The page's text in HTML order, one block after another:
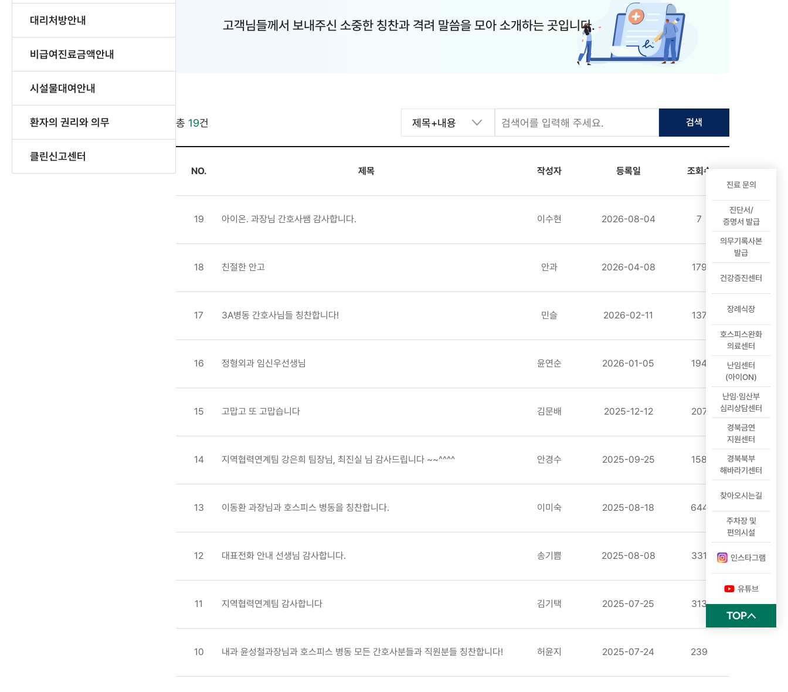
대리처방안내
비급여진료금액안내
시설물대여안내
환자의 권리와 의무
클린신고센터
고객님들께서 보내주신 소중한 칭찬과 격려 말씀을 모아 소개하는 곳입니다.
총 19건 제목+내용 검색
NO. 제목 작성자 등록일 조회수
19 아이온. 과장님 간호사쌤 감사합니다. 이수현 2026-08-04 7
18 친절한 안고 안과 2026-04-08 179
17 3A병동 간호사님들 칭찬합니다! 민슬 2026-02-11 137
16 정형외과 임신우선생님 윤연순 2026-01-05 194
15 고맙고 또 고맙습니다 김문배 2025-12-12 207
14 지역협력연계팀 강은희 팀장님, 최진실 님 감사드립니다 ~~^^^^ 안경수 2025-09-25 158
13 이동환 과장님과 호스피스 병동을 칭찬합니다. 이미숙 2025-08-18 644
12 대표전화 안내 선생님 감사합니다. 송기쁨 2025-08-08 331
11 지역협력연계팀 감사합니다 김기택 2025-07-25 313
10 내과 윤성철과장님과 호스피스 병동 모든 간호사분들과 직원분들 칭찬합니다! 허윤지 2025-07-24 239
진료 문의
진단서/
증명서 발급
의무기록사본
발급
건강증진센터
장례식장
호스피스완화
의료센터
난임센터
(아이ON)
난임·임산부
심리상담센터
경북금연
지원센터
경북북부
해바라기센터
찾아오시는길
주차장 및
편의시설
인스타그램
유튜브
TOP